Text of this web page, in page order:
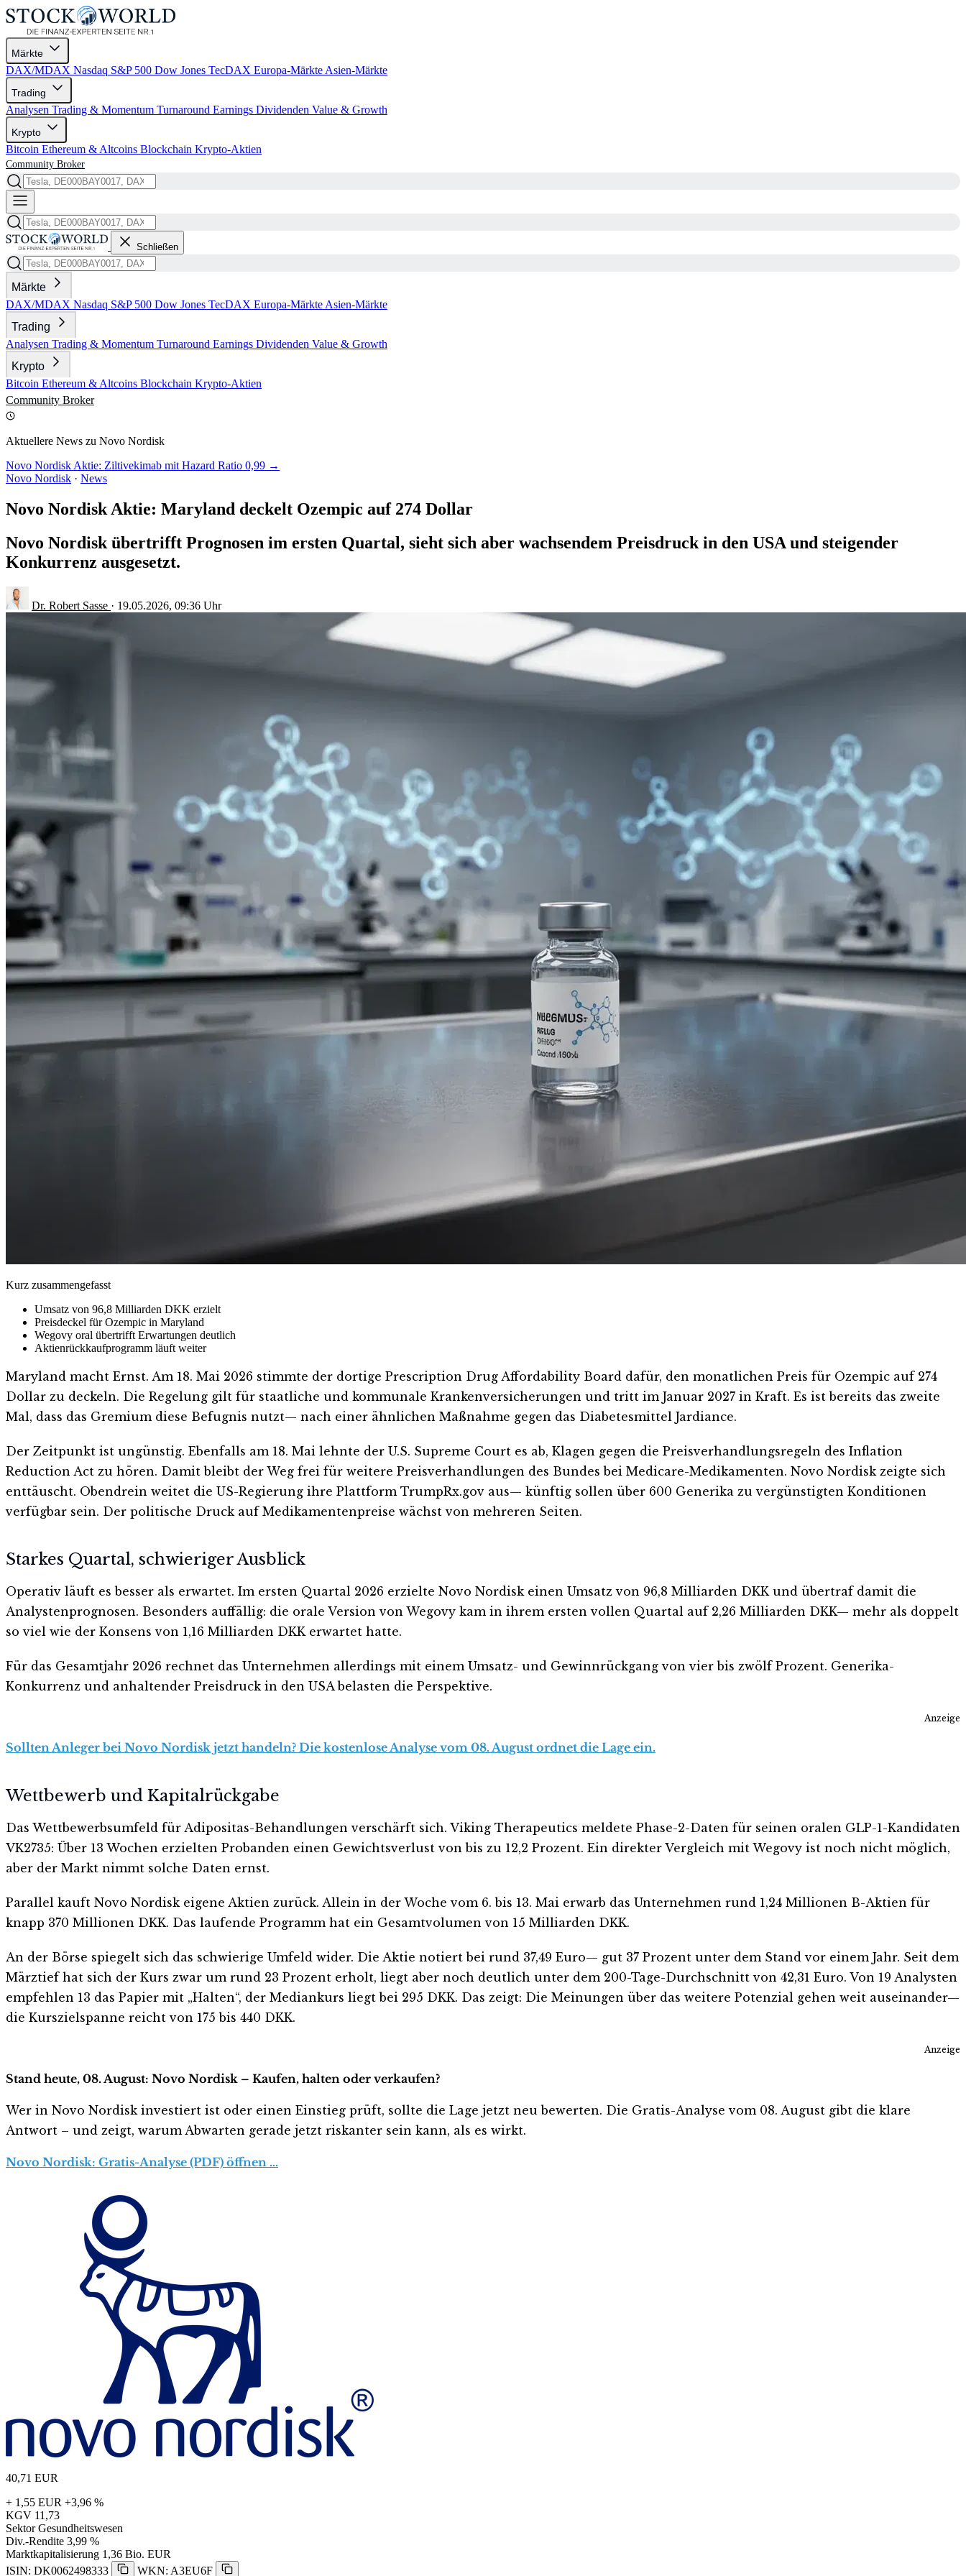
Märkte
DAX/MDAX Nasdaq S&P 500 Dow Jones TecDAX Europa-Märkte Asien-Märkte
Trading
Analysen Trading & Momentum Turnaround Earnings Dividenden Value & Growth
Krypto
Bitcoin Ethereum & Altcoins Blockchain Krypto-Aktien
Community Broker
Schließen
Märkte
DAX/MDAX Nasdaq S&P 500 Dow Jones TecDAX Europa-Märkte Asien-Märkte
Trading
Analysen Trading & Momentum Turnaround Earnings Dividenden Value & Growth
Krypto
Bitcoin Ethereum & Altcoins Blockchain Krypto-Aktien
Community Broker
Aktuellere News zu Novo Nordisk
Novo Nordisk Aktie: Ziltivekimab mit Hazard Ratio 0,99 →
Novo Nordisk · News
Novo Nordisk Aktie: Maryland deckelt Ozempic auf 274 Dollar
Novo Nordisk übertrifft Prognosen im ersten Quartal, sieht sich aber wachsendem Preisdruck in den USA und steigender
Konkurrenz ausgesetzt.
Dr. Robert Sasse · 19.05.2026, 09:36 Uhr
Kurz zusammengefasst
Umsatz von 96,8 Milliarden DKK erzielt
Preisdeckel für Ozempic in Maryland
Wegovy oral übertrifft Erwartungen deutlich
Aktienrückkaufprogramm läuft weiter
Maryland macht Ernst. Am 18. Mai 2026 stimmte der dortige Prescription Drug Affordability Board dafür, den monatlichen Preis für Ozempic auf 274
Dollar zu deckeln. Die Regelung gilt für staatliche und kommunale Krankenversicherungen und tritt im Januar 2027 in Kraft. Es ist bereits das zweite
Mal, dass das Gremium diese Befugnis nutzt— nach einer ähnlichen Maßnahme gegen das Diabetesmittel Jardiance.
Der Zeitpunkt ist ungünstig. Ebenfalls am 18. Mai lehnte der U.S. Supreme Court es ab, Klagen gegen die Preisverhandlungsregeln des Inflation
Reduction Act zu hören. Damit bleibt der Weg frei für weitere Preisverhandlungen des Bundes bei Medicare-Medikamenten. Novo Nordisk zeigte sich
enttäuscht. Obendrein weitet die US-Regierung ihre Plattform TrumpRx.gov aus— künftig sollen über 600 Generika zu vergünstigten Konditionen
verfügbar sein. Der politische Druck auf Medikamentenpreise wächst von mehreren Seiten.
Starkes Quartal, schwieriger Ausblick
Operativ läuft es besser als erwartet. Im ersten Quartal 2026 erzielte Novo Nordisk einen Umsatz von 96,8 Milliarden DKK und übertraf damit die
Analystenprognosen. Besonders auffällig: die orale Version von Wegovy kam in ihrem ersten vollen Quartal auf 2,26 Milliarden DKK— mehr als doppelt
so viel wie der Konsens von 1,16 Milliarden DKK erwartet hatte.
Für das Gesamtjahr 2026 rechnet das Unternehmen allerdings mit einem Umsatz- und Gewinnrückgang von vier bis zwölf Prozent. Generika-
Konkurrenz und anhaltender Preisdruck in den USA belasten die Perspektive.
Anzeige
Sollten Anleger bei Novo Nordisk jetzt handeln? Die kostenlose Analyse vom 08. August ordnet die Lage ein.
Wettbewerb und Kapitalrückgabe
Das Wettbewerbsumfeld für Adipositas-Behandlungen verschärft sich. Viking Therapeutics meldete Phase-2-Daten für seinen oralen GLP-1-Kandidaten
VK2735: Über 13 Wochen erzielten Probanden einen Gewichtsverlust von bis zu 12,2 Prozent. Ein direkter Vergleich mit Wegovy ist noch nicht möglich,
aber der Markt nimmt solche Daten ernst.
Parallel kauft Novo Nordisk eigene Aktien zurück. Allein in der Woche vom 6. bis 13. Mai erwarb das Unternehmen rund 1,24 Millionen B-Aktien für
knapp 370 Millionen DKK. Das laufende Programm hat ein Gesamtvolumen von 15 Milliarden DKK.
An der Börse spiegelt sich das schwierige Umfeld wider. Die Aktie notiert bei rund 37,49 Euro— gut 37 Prozent unter dem Stand vor einem Jahr. Seit dem
Märztief hat sich der Kurs zwar um rund 23 Prozent erholt, liegt aber noch deutlich unter dem 200-Tage-Durchschnitt von 42,31 Euro. Von 19 Analysten
empfehlen 13 das Papier mit „Halten“, der Mediankurs liegt bei 295 DKK. Das zeigt: Die Meinungen über das weitere Potenzial gehen weit auseinander—
die Kurszielspanne reicht von 175 bis 440 DKK.
Anzeige
Stand heute, 08. August: Novo Nordisk – Kaufen, halten oder verkaufen?
Wer in Novo Nordisk investiert ist oder einen Einstieg prüft, sollte die Lage jetzt neu bewerten. Die Gratis-Analyse vom 08. August gibt die klare
Antwort – und zeigt, warum Abwarten gerade jetzt riskanter sein kann, als es wirkt.
Novo Nordisk: Gratis-Analyse (PDF) öffnen …
40,71 EUR
+ 1,55 EUR +3,96 %
KGV 11,73
Sektor Gesundheitswesen
Div.-Rendite 3,99 %
Marktkapitalisierung 1,36 Bio. EUR
ISIN: DK0062498333
WKN: A3EU6F